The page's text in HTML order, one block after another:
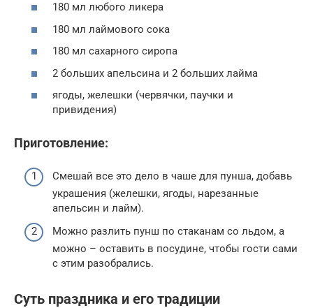
180 мл любого ликера
180 мл лаймового сока
180 мл сахарного сиропа
2 больших апельсина и 2 больших лайма
ягоды, желешки (червячки, паучки и
привидения)
Приготовление:
Смешай все это дело в чаше для пунша, добавь
украшения (желешки, ягоды, нарезанные
апельсин и лайм).
Можно разлить пунш по стаканам со льдом, а
можно – оставить в посудине, чтобы гости сами
с этим разобрались.
Суть праздника и его традиции